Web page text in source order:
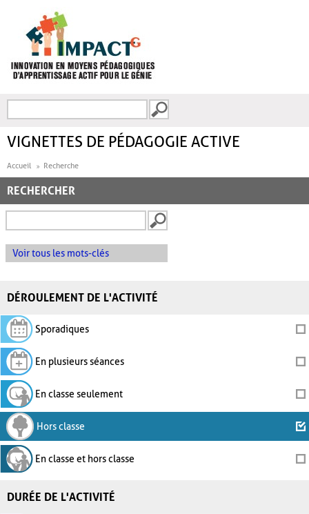
FORMULAIRE DE
VIGNETTES DE PÉDAGOGIE ACTIVE
Accueil Recherche
RECHERCHER
Voir tous les mots-clés
DÉROULEMENT DE L'ACTIVITÉ
Sporadiques
En plusieurs séances
En classe seulement
Hors classe
En classe et hors classe
DURÉE DE L'ACTIVITÉ